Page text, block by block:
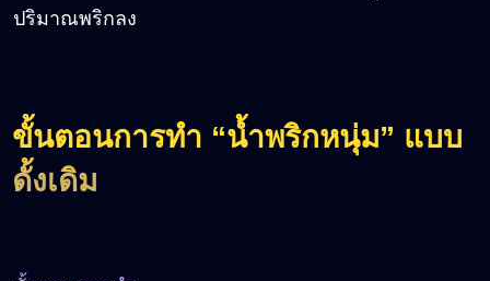
ปริมาณพริกลง
ขั้นตอนการทำ “น้ำพริกหนุ่ม” แบบ
ดั้งเดิม